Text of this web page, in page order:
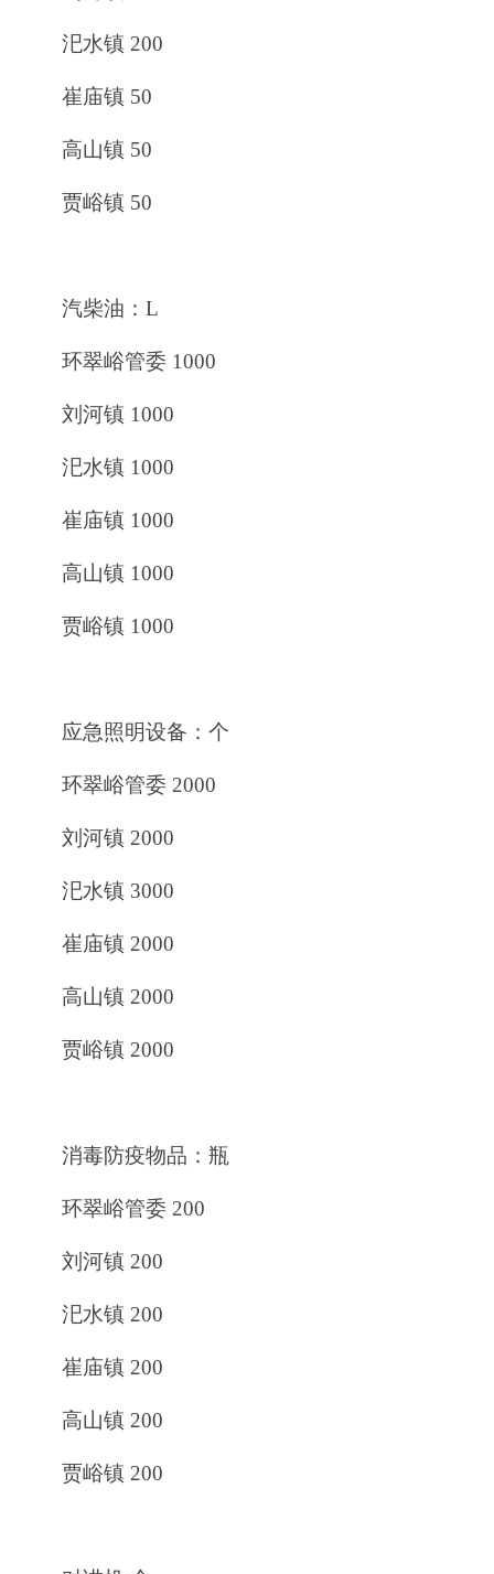
汜水镇 200
崔庙镇 50
高山镇 50
贾峪镇 50
汽柴油：L
环翠峪管委 1000
刘河镇 1000
汜水镇 1000
崔庙镇 1000
高山镇 1000
贾峪镇 1000
应急照明设备：个
环翠峪管委 2000
刘河镇 2000
汜水镇 3000
崔庙镇 2000
高山镇 2000
贾峪镇 2000
消毒防疫物品：瓶
环翠峪管委 200
刘河镇 200
汜水镇 200
崔庙镇 200
高山镇 200
贾峪镇 200